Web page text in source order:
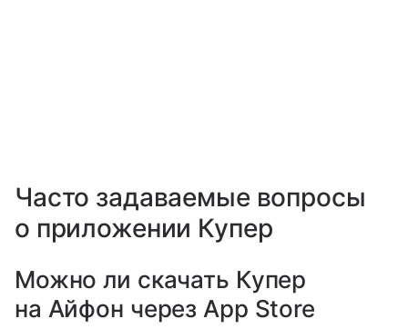
Часто задаваемые вопросы
о приложении Купер
Можно ли скачать Купер
на Айфон через App Store